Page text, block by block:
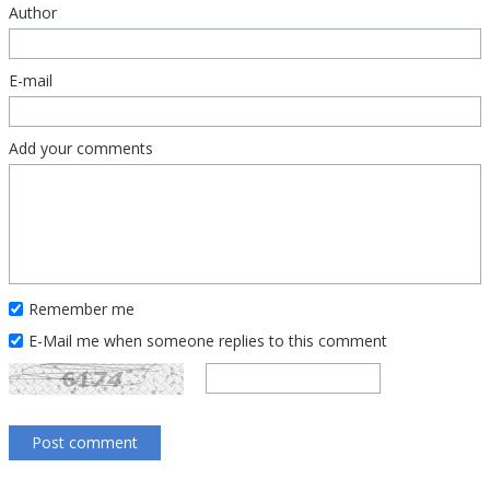
Author
E-mail
Add your comments
Remember me
E-Mail me when someone replies to this comment